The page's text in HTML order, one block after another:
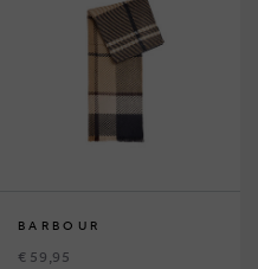
BARBOUR
€ 59,95